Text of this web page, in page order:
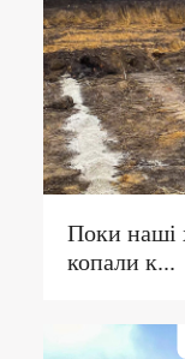
Поки наші
копали к...